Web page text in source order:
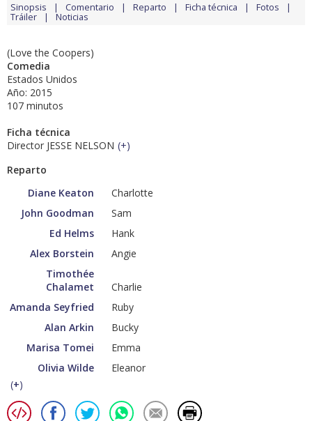
Sinopsis Comentario Reparto Ficha técnica Fotos
Tráiler Noticias
(Love the Coopers)
Comedia
Estados Unidos
Año: 2015
107 minutos
Ficha técnica
Director JESSE NELSON (+)
Reparto
Diane Keaton
Charlotte
John Goodman
Sam
Ed Helms
Hank
Alex Borstein
Angie
Timothée
Chalamet
Charlie
Amanda Seyfried
Ruby
Alan Arkin
Bucky
Marisa Tomei
Emma
Olivia Wilde
Eleanor
(+)